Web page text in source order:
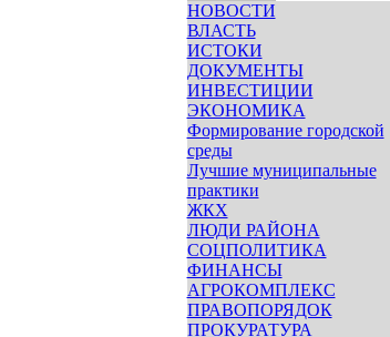
НОВОСТИ
ВЛАСТЬ
ИСТОКИ
ДОКУМЕНТЫ
ИНВЕСТИЦИИ
ЭКОНОМИКА
Формирование городской
среды
Лучшие муниципальные
практики
ЖКХ
ЛЮДИ РАЙОНА
СОЦПОЛИТИКА
ФИНАНСЫ
АГРОКОМПЛЕКС
ПРАВОПОРЯДОК
ПРОКУРАТУРА